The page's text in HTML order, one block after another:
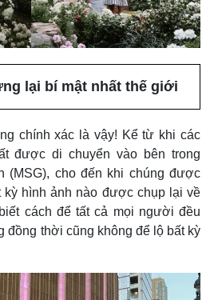
lại bí mật nhất thế giới
chính xác là vậy! Kể từ khi các
được di chuyển vào bên trong
(MSG), cho đến khi chúng được
kỳ hình ảnh nào được chụp lại về
cách để tất cả mọi người đều
đồng thời cũng không để lộ bất kỳ